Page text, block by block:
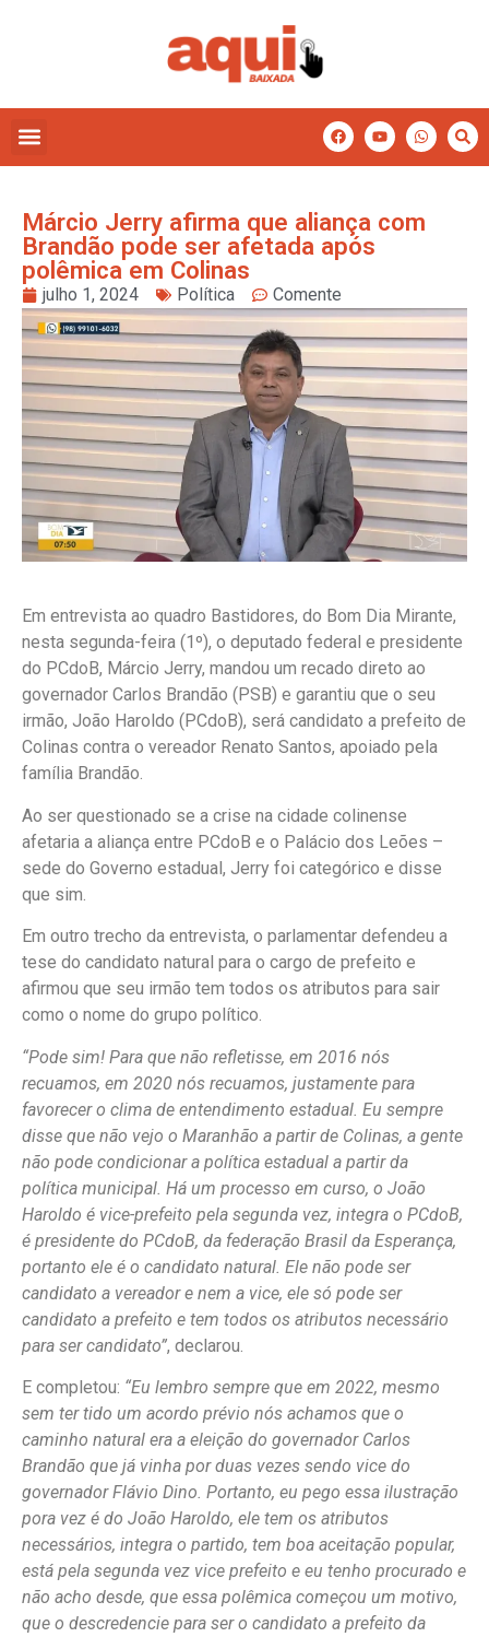
Márcio Jerry afirma que aliança com
Brandão pode ser afetada após
polêmica em Colinas
julho 1, 2024 Política Comente
Em entrevista ao quadro Bastidores, do Bom Dia Mirante,
nesta segunda-feira (1º), o deputado federal e presidente
do PCdoB, Márcio Jerry, mandou um recado direto ao
governador Carlos Brandão (PSB) e garantiu que o seu
irmão, João Haroldo (PCdoB), será candidato a prefeito de
Colinas contra o vereador Renato Santos, apoiado pela
família Brandão.
Ao ser questionado se a crise na cidade colinense
afetaria a aliança entre PCdoB e o Palácio dos Leões –
sede do Governo estadual, Jerry foi categórico e disse
que sim.
Em outro trecho da entrevista, o parlamentar defendeu a
tese do candidato natural para o cargo de prefeito e
afirmou que seu irmão tem todos os atributos para sair
como o nome do grupo político.
“Pode sim! Para que não refletisse, em 2016 nós
recuamos, em 2020 nós recuamos, justamente para
favorecer o clima de entendimento estadual. Eu sempre
disse que não vejo o Maranhão a partir de Colinas, a gente
não pode condicionar a política estadual a partir da
política municipal. Há um processo em curso, o João
Haroldo é vice-prefeito pela segunda vez, integra o PCdoB,
é presidente do PCdoB, da federação Brasil da Esperança,
portanto ele é o candidato natural. Ele não pode ser
candidato a vereador e nem a vice, ele só pode ser
candidato a prefeito e tem todos os atributos necessário
para ser candidato”, declarou.
E completou: “Eu lembro sempre que em 2022, mesmo
sem ter tido um acordo prévio nós achamos que o
caminho natural era a eleição do governador Carlos
Brandão que já vinha por duas vezes sendo vice do
governador Flávio Dino. Portanto, eu pego essa ilustração
pora vez é do João Haroldo, ele tem os atributos
necessários, integra o partido, tem boa aceitação popular,
está pela segunda vez vice prefeito e eu tenho procurado e
não acho desde, que essa polêmica começou um motivo,
que o descredencie para ser o candidato a prefeito da